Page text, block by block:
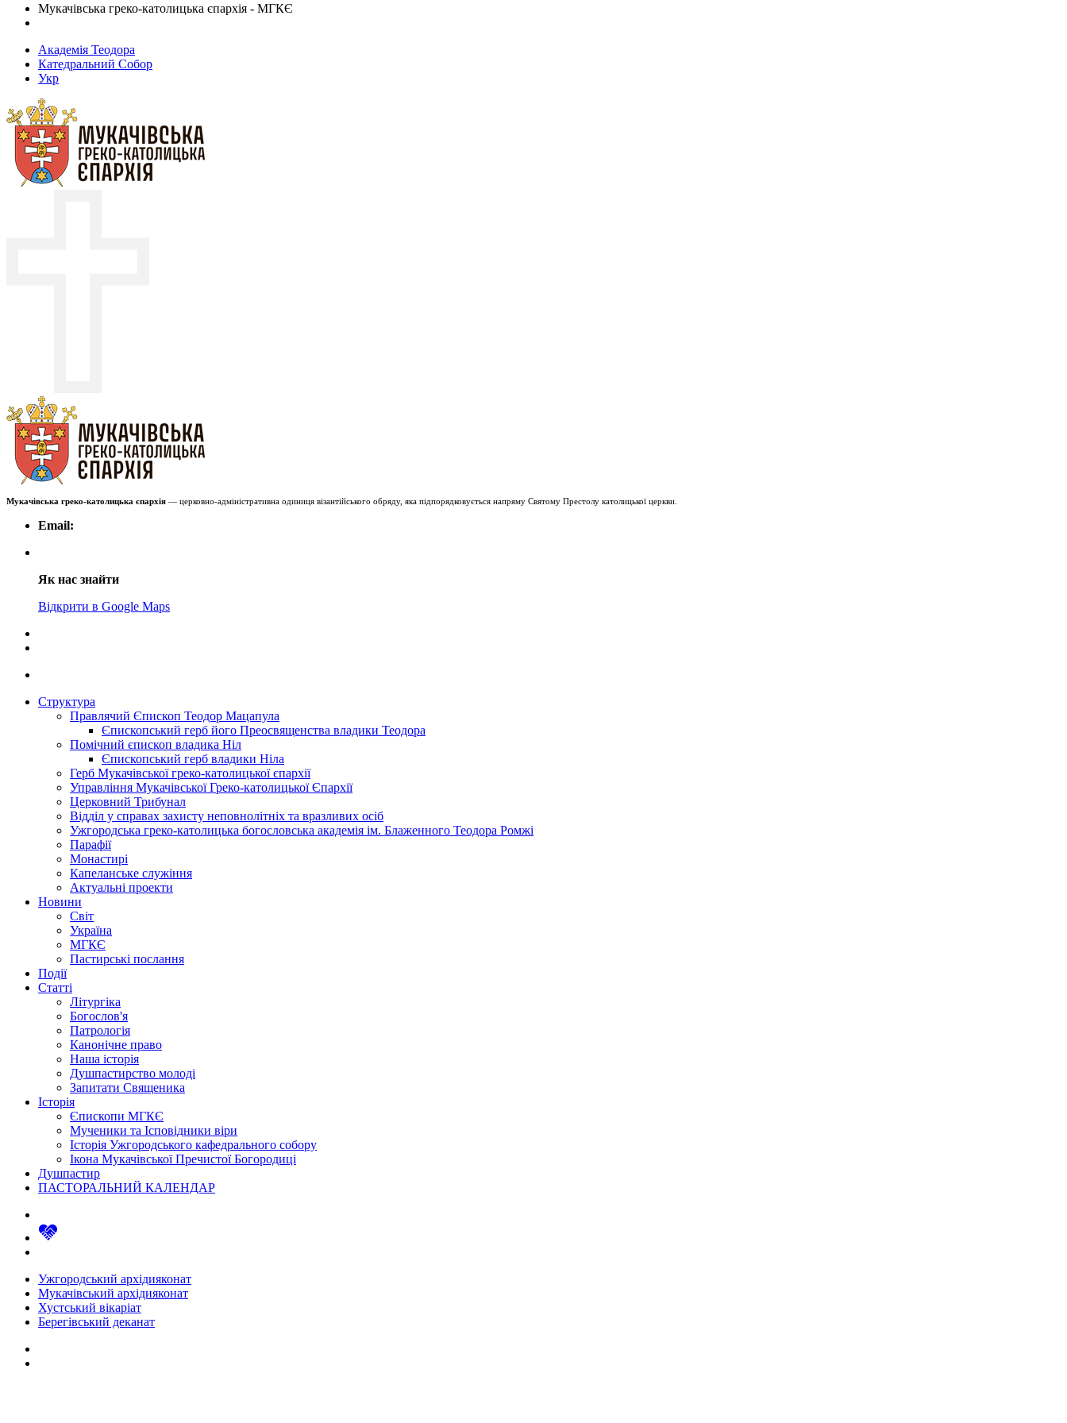
Мукачівська греко-католицька єпархія - МГКЄ
Академія Теодора
Катедральний Собор
Укр
Мукачівська греко-католицька єпархія — церковно-адміністративна одиниця візантійського обряду, яка підпорядковується напряму Святому Престолу католицької церкви.
Email:
Як нас знайти
Відкрити в Google Maps
Структура
Правлячий Єпископ Теодор Мацапула
Єпископський герб його Преосвященства владики Теодора
Помічний єпископ владика Ніл
Єпископський герб владики Ніла
Герб Мукачівської греко-католицької єпархії
Управління Мукачівської Греко-католицької Єпархії
Церковний Трибунал
Відділ у справах захисту неповнолітніх та вразливих осіб
Ужгородська греко-католицька богословська академія ім. Блаженного Теодора Ромжі
Парафії
Монастирі
Капеланське служіння
Актуальні проекти
Новини
Світ
Україна
МГКЄ
Пастирські послання
Події
Статті
Літургіка
Богослов'я
Патрологія
Канонічне право
Наша історія
Душпастирство молоді
Запитати Священика
Історія
Єпископи МГКЄ
Мученики та Ісповідники віри
Історія Ужгородського кафедрального собору
Ікона Мукачівської Пречистої Богородиці
Душпастир
ПАСТОРАЛЬНИЙ КАЛЕНДАР
Ужгородський архідияконат
Мукачівський архідияконат
Хустський вікаріат
Берегівський деканат